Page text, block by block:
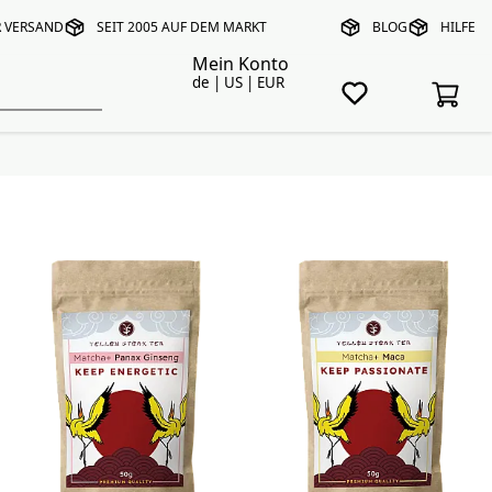
SEIT 2005 AUF DEM MARKT BLOG HILFE
Mein Konto
de | US | EUR